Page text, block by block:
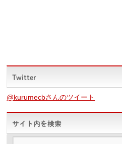
Twitter
@kurumecbさんのツイート
サイト内を検索